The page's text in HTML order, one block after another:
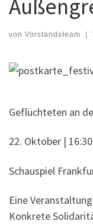
von Vorstandsteam
Geflüchteten an
22. Oktober |
Schauspiel
Eine
Konkrete